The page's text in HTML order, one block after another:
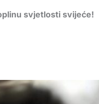
svjetlosti svijeće!